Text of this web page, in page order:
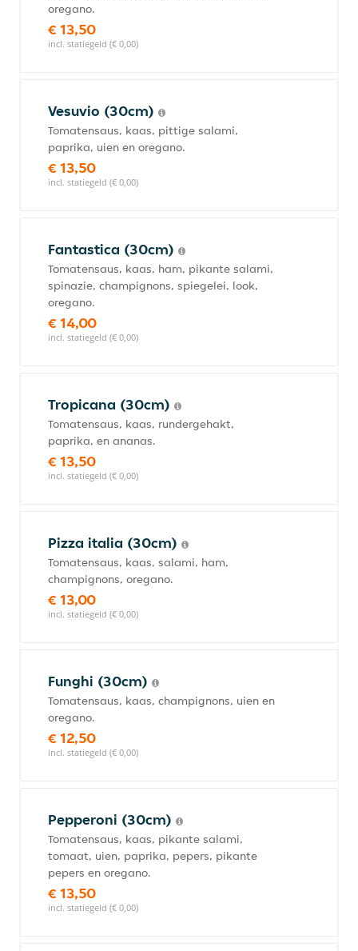
oregano.
€ 13,50
incl. statiegeld (€ 0,00)
Vesuvio (30cm)
Tomatensaus, kaas, pittige salami,
paprika, uien en oregano.
€ 13,50
incl. statiegeld (€ 0,00)
Fantastica (30cm)
Tomatensaus, kaas, ham, pikante salami,
spinazie, champignons, spiegelei, look,
oregano.
€ 14,00
incl. statiegeld (€ 0,00)
Tropicana (30cm)
Tomatensaus, kaas, rundergehakt,
paprika, en ananas.
€ 13,50
incl. statiegeld (€ 0,00)
Pizza italia (30cm)
Tomatensaus, kaas, salami, ham,
champignons, oregano.
€ 13,00
incl. statiegeld (€ 0,00)
Funghi (30cm)
Tomatensaus, kaas, champignons, uien en
oregano.
€ 12,50
incl. statiegeld (€ 0,00)
Pepperoni (30cm)
Tomatensaus, kaas, pikante salami,
tomaat, uien, paprika, pepers, pikante
pepers en oregano.
€ 13,50
incl. statiegeld (€ 0,00)